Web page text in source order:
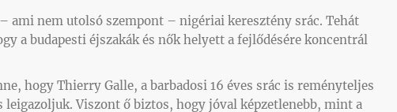
ami nem utolsó szempont – nigériai keresztény srác. Tehát
a budapesti éjszakák és nők helyett a fejlődésére koncentrál
hogy Thierry Galle, a barbadosi 16 éves srác is reményteljes
Viszont ő biztos, hogy jóval képzetlenebb, mint a